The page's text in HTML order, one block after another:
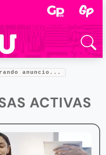
anuncio...
ACTIVAS